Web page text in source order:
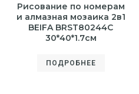
Рисование по номерам
и алмазная мозаика 2в1
BEIFA BRST80244C
30*40*1.7см
ПОДРОБНЕЕ